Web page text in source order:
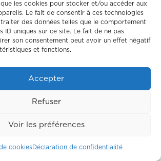
les cookies pour stocker et/ou accéder aux
Le fait de consentir à ces technologies
des données telles que le comportement
ID uniques sur ce site. Le fait de ne pas
son consentement peut avoir un effet négatif
et fonctions.
Accepter
Refuser
Voir les préférences
cookiesDéclaration de confidentialité
Chambre 4
OCCUPÉ